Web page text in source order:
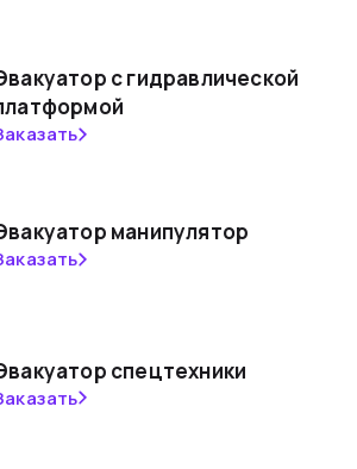
с гидравлической
манипулятор
спецтехники